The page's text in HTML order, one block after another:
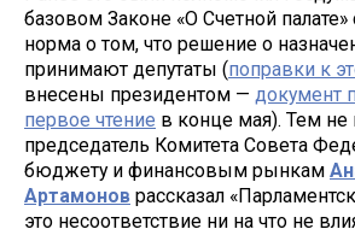
базовом Законе «О Счетной палате»
норма о том, что решение о
принимают депутаты (поправки к
внесены президентом — документ
первое чтение в конце мая). Тем не
председатель Комитета Совета
бюджету и финансовым рынкам
Артамонов рассказал
это несоответствие ни на что не